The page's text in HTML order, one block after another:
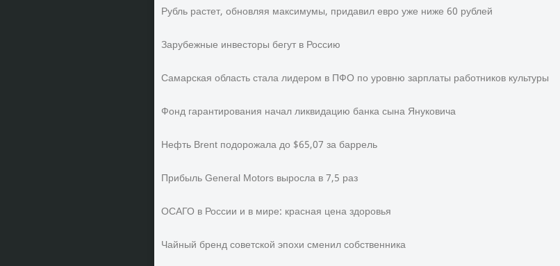
Рубль растет, обновляя максимумы, придавил евро уже ниже 60 рублей
Зарубежные инвесторы бегут в Россию
Самарская область стала лидером в ПФО по уровню зарплаты работников культуры
Фонд гарантирования начал ликвидацию банка сына Януковича
Нефть Brent подорожала до $65,07 за баррель
Прибыль General Motors выросла в 7,5 раз
ОСАГО в России и в мире: красная цена здоровья
Чайный бренд советской эпохи сменил собственника